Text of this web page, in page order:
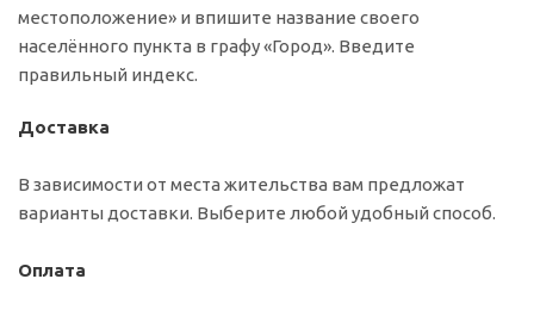
местоположение» и впишите название своего
населённого пункта в графу «Город». Введите
правильный индекс.
Доставка
В зависимости от места жительства вам предложат
варианты доставки. Выберите любой удобный способ.
Оплата